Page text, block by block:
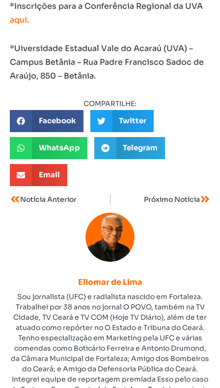
*Inscrições para a Conferência Regional da UVA
aqui.
*Uiversidade Estadual Vale do Acaraú (UVA) –
Campus Betânia – Rua Padre Francisco Sadoc de
Araújo, 850 – Betânia.
COMPARTILHE:
Facebook Twitter
WhatsApp Telegram
Email
Notícia Anterior Próximo Notícia
Eliomar de Lima
Sou jornalista (UFC) e radialista nascido em Fortaleza.
Trabalhei por 38 anos no jornal O POVO, também na TV
Cidade, TV Ceará e TV COM (Hoje TV Diário), além de ter
atuado como repórter no O Estado e Tribuna do Ceará.
Tenho especialização em Marketing pela UFC e várias
comendas como Boticário Ferreira e Antonio Drumond,
da Câmara Municipal de Fortaleza; Amigo dos Bombeiros
do Ceará; e Amigo da Defensoria Pública do Ceará.
Integrei equipe de reportagem premiada Esso pelo caso